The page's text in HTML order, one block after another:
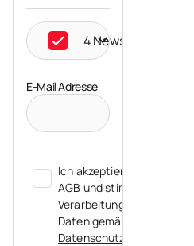
4 Newsletter
E-Mail Adresse
Ich akzeptiere die
AGB und stimme der
Verarbeitung meiner
Daten gemäß der
Datenschutzerklärung